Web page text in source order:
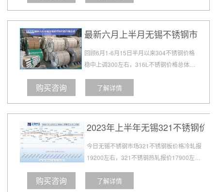
最新六月上半月无锡不锈钢市场
回顾6月1-6月15日半月以来304不锈钢价格
稳中上调300左右，316L不锈钢价格总体上
锈钢价格稳中上调200,309s不锈钢上调300
购买咨询 了解详情
2023年上半年无锡321不锈钢价
​今日无锡不锈钢市场321不锈钢板价格冷轧报
19200左右，321不锈钢热轧报价17900左右
月相较今日321不锈钢板价格已下跌2600左
购买咨询 了解详情